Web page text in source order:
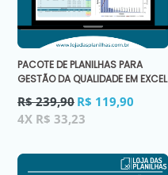
PACOTE DE PLANILHAS PARA
GESTÃO DA QUALIDADE EM EXCEL
Preço
normal
R$ 239,90 R$ 119,90
4X R$ 33,23